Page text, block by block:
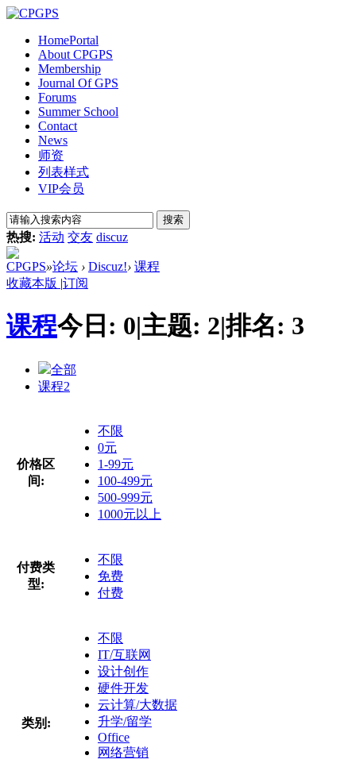
HomePortal
About CPGPS
Membership
Journal Of GPS
Forums
Summer School
Contact
News
师资
列表样式
VIP会员
搜索
热搜: 活动 交友 discuz
CPGPS»论坛 › Discuz!› 课程
收藏本版 |订阅
课程今日: 0|主题: 2|排名: 3
全部
课程2
价格区
间:
不限
0元
1-99元
100-499元
500-999元
1000元以上
付费类
型:
不限
免费
付费
类别:
不限
IT/互联网
设计创作
硬件开发
云计算/大数据
升学/留学
Office
网络营销